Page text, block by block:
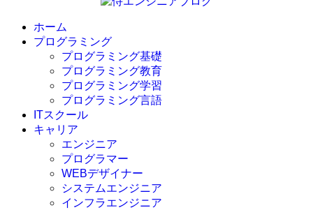
ホーム
プログラミング
プログラミング基礎
プログラミング教育
プログラミング学習
プログラミング言語
C言語
C#
VBA
Go言語
Kotlin
Java
ITスクール
キャリア
エンジニア
プログラマー
WEBデザイナー
システムエンジニア
インフラエンジニア